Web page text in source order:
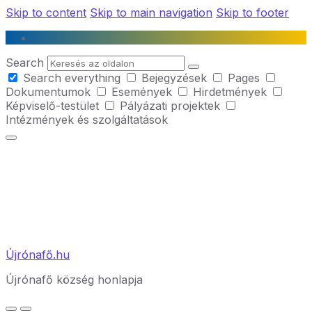
Skip to content Skip to main navigation Skip to footer
Search
Search everything
Bejegyzések
Pages
Dokumentumok
Események
Hirdetmények
Képviselő-testület
Pályázati projektek
Intézmények és szolgáltatások
Újrónafő.hu
Újrónafő község honlapja